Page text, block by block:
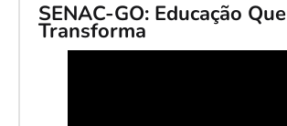
SENAC-GO: Educação Que
Transforma